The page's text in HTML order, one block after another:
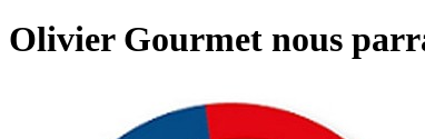
Olivier Gourmet nous